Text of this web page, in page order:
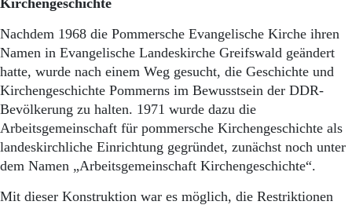
Kirchengeschichte
Nachdem 1968 die Pommersche Evangelische Kirche ihren
Namen in Evangelische Landeskirche Greifswald geändert
hatte, wurde nach einem Weg gesucht, die Geschichte und
Kirchengeschichte Pommerns im Bewusstsein der DDR-
Bevölkerung zu halten. 1971 wurde dazu die
Arbeitsgemeinschaft für pommersche Kirchengeschichte als
landeskirchliche Einrichtung gegründet, zunächst noch unter
dem Namen „Arbeitsgemeinschaft Kirchengeschichte“.
Mit dieser Konstruktion war es möglich, die Restriktionen